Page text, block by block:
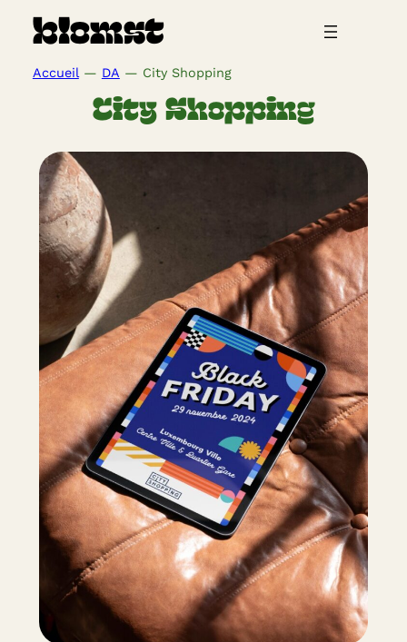
blomst
Accueil — DA — City Shopping
City Shopping